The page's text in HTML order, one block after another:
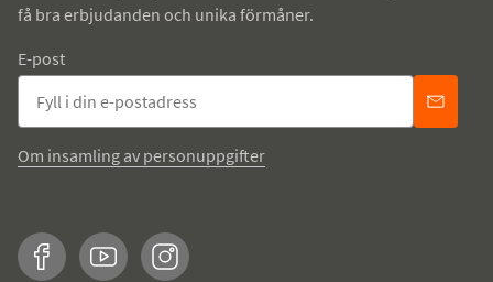
få bra erbjudanden och unika förmåner.
E-post
Om insamling av personuppgifter
FacebookYouTubeInstagram